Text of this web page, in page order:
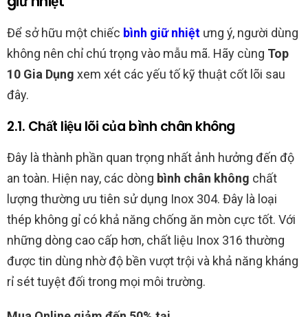
Để sở hữu một chiếc bình giữ nhiệt ưng ý, người dùng
không nên chỉ chú trọng vào mẫu mã. Hãy cùng Top
10 Gia Dụng xem xét các yếu tố kỹ thuật cốt lõi sau
đây.
2.1. Chất liệu lõi của bình chân không
Đây là thành phần quan trọng nhất ảnh hưởng đến độ
an toàn. Hiện nay, các dòng bình chân không chất
lượng thường ưu tiên sử dụng Inox 304. Đây là loại
thép không gỉ có khả năng chống ăn mòn cực tốt. Với
những dòng cao cấp hơn, chất liệu Inox 316 thường
được tin dùng nhờ độ bền vượt trội và khả năng kháng
rỉ sét tuyệt đối trong mọi môi trường.